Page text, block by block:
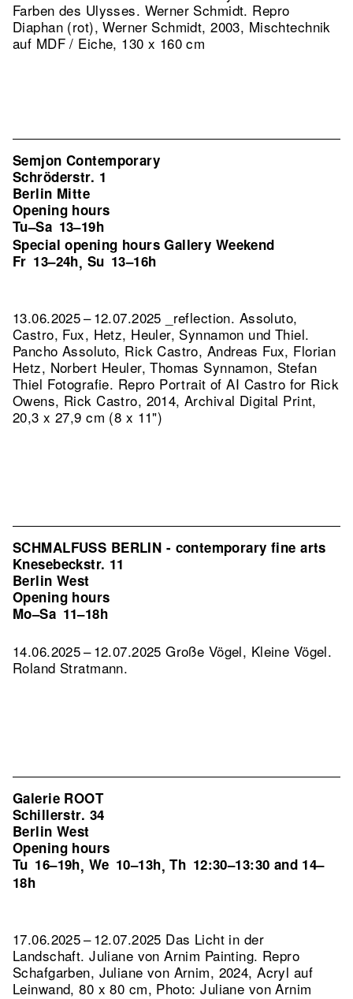
Farben des Ulysses. Werner Schmidt. Repro
Diaphan (rot), Werner Schmidt, 2003, Mischtechnik
auf MDF / Eiche, 130 x 160 cm
Semjon Contemporary
Schröderstr. 1
Berlin Mitte
Opening hours
Tu–Sa 13–19h
Special opening hours Gallery Weekend
Fr 13–24h, Su 13–16h
13.06.2025 – 12.07.2025 _reflection. Assoluto,
Castro, Fux, Hetz, Heuler, Synnamon und Thiel.
Pancho Assoluto, Rick Castro, Andreas Fux, Florian
Hetz, Norbert Heuler, Thomas Synnamon, Stefan
Thiel Fotografie. Repro Portrait of AI Castro for Rick
Owens, Rick Castro, 2014, Archival Digital Print,
20,3 x 27,9 cm (8 x 11")
SCHMALFUSS BERLIN - contemporary fine arts
Knesebeckstr. 11
Berlin West
Opening hours
Mo–Sa 11–18h
14.06.2025 – 12.07.2025 Große Vögel, Kleine Vögel.
Roland Stratmann.
Galerie ROOT
Schillerstr. 34
Berlin West
Opening hours
Tu 16–19h, We 10–13h,Th 12:30–13:30 and 14–
18h
17.06.2025 – 12.07.2025 Das Licht in der
Landschaft. Juliane von Arnim Painting. Repro
Schafgarben, Juliane von Arnim, 2024, Acryl auf
Leinwand, 80 x 80 cm, Photo: Juliane von Arnim